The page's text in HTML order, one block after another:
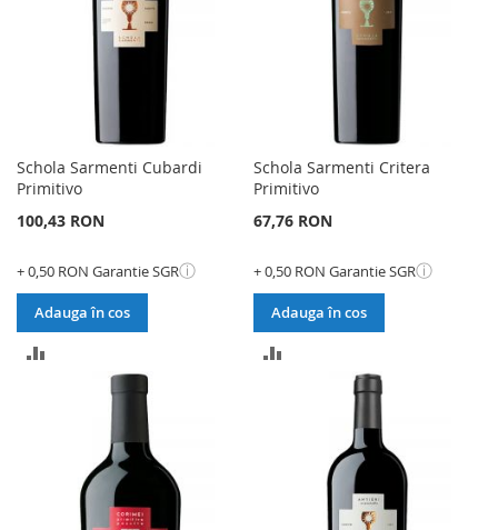
Schola Sarmenti Cubardi
Primitivo
100,43 RON
+ 0,50 RON Garantie SGRⓘ
Adauga în cos
PENTRU
COMPARARE
Schola Sarmenti Critera
Primitivo
67,76 RON
+ 0,50 RON Garantie SGRⓘ
Adauga în cos
COMPARARE